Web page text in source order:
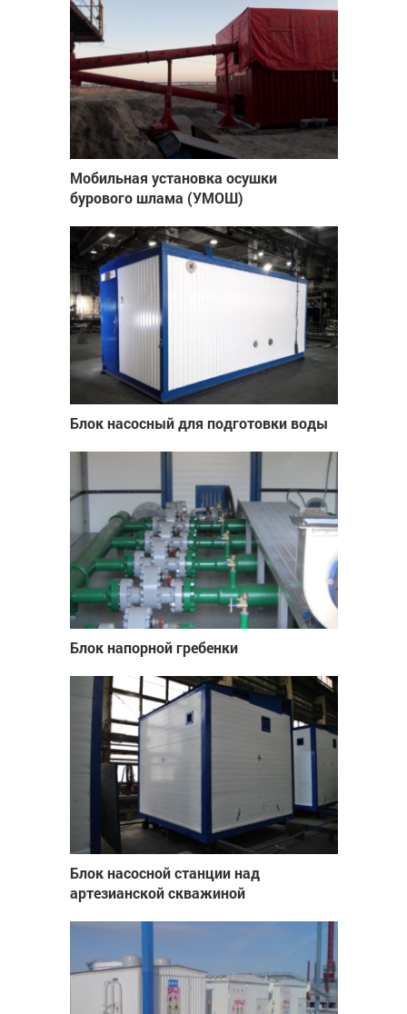
Мобильная установка осушки
бурового шлама (УМОШ)
Блок насосный для подготовки воды
Блок напорной гребенки
Блок насосной станции над
артезианской скважиной